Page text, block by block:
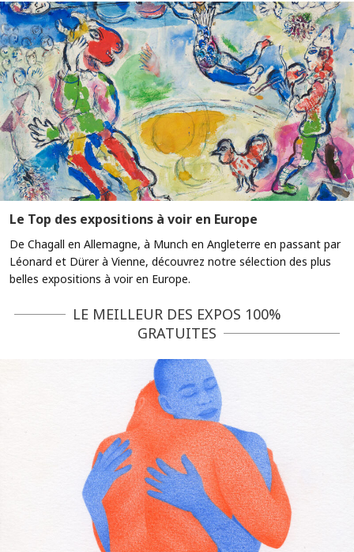
Le Top des expositions à voir en Europe
De Chagall en Allemagne, à Munch en Angleterre en passant par
Léonard et Dürer à Vienne, découvrez notre sélection des plus
belles expositions à voir en Europe.
LE MEILLEUR DES EXPOS 100%
GRATUITES